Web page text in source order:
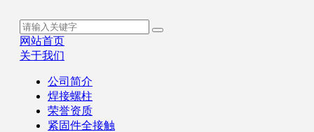
网站首页
关于我们
公司简介
焊接螺柱
荣誉资质
紧固件全接触